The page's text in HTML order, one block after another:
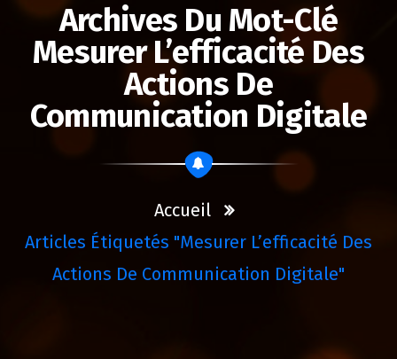
Archives Du Mot-Clé
Mesurer L’efficacité Des
Actions De
Communication Digitale
Accueil
Articles Étiquetés "mesurer L’efficacité Des
Actions De Communication Digitale"